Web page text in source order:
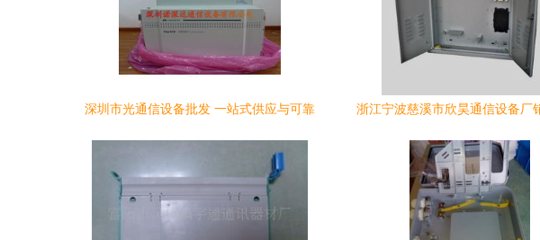
深圳市光通信设备批发 一站式供应与可靠
浙江宁波慈溪市欣昊通信设备厂